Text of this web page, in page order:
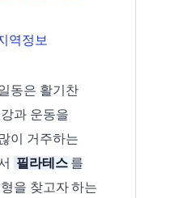
역정보
동은 활기찬
과 운동을
이 거주하는
필라테스 를
을 찾고자 하는